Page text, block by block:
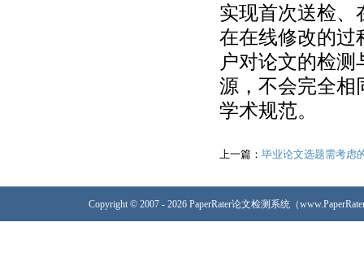
实现首次送检、
在在线修改的过
户对论文的检
源，不会完全相
学术规范。
上一篇： 毕业论文选题需考虑
Copyright © 2007 - 2026 PaperRater论文检测系统（